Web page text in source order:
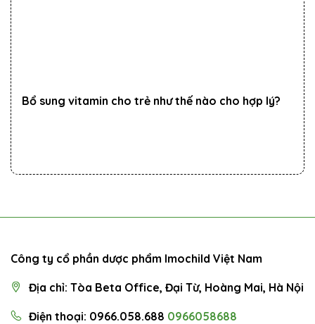
Bổ sung vitamin cho trẻ như thế nào cho hợp lý?
Công ty cổ phần dược phẩm Imochild Việt Nam
Địa chỉ: Tòa Beta Office, Đại Từ, Hoàng Mai, Hà Nội
Điện thoại: 0966.058.688 0966058688